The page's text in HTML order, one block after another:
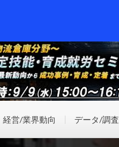
経営/業界動向 データ/調査